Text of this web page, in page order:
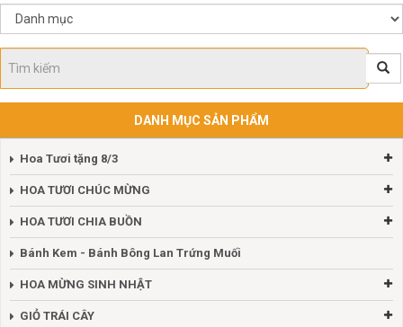
DANH MỤC SẢN PHẨM
Hoa Tươi tặng 8/3
HOA TƯƠI CHÚC MỪNG
HOA TƯƠI CHIA BUỒN
Bánh Kem - Bánh Bông Lan Trứng Muối
HOA MỪNG SINH NHẬT
GIỎ TRÁI CÂY